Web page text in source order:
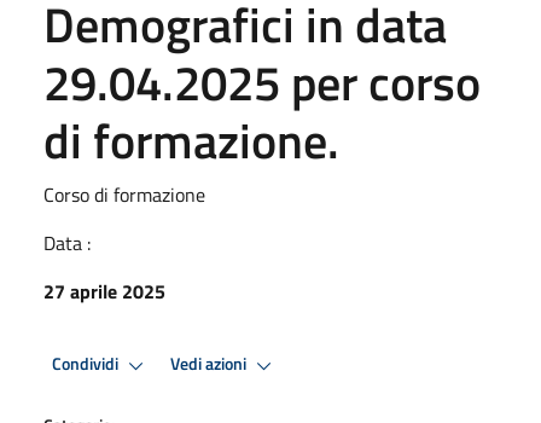
Demografici in data
29.04.2025 per corso
di formazione.
Corso di formazione
Data :
27 aprile 2025
Condividi Vedi azioni